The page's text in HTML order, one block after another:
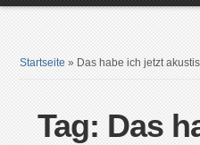
Startseite » Das habe ich jetzt
Tag: Das